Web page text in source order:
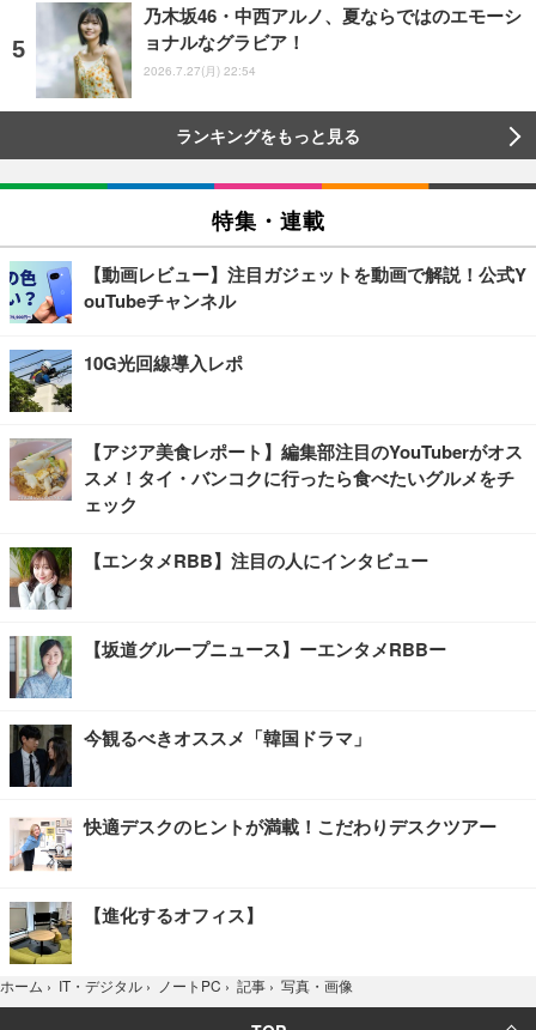
乃木坂46・中西アルノ、夏ならではのエモーシ
ョナルなグラビア！
2026.7.27(月) 22:54
ランキングをもっと見る
特集・連載
【動画レビュー】注目ガジェットを動画で解説！公式Y
ouTubeチャンネル
10G光回線導入レポ
【アジア美食レポート】編集部注目のYouTuberがオス
スメ！タイ・バンコクに行ったら食べたいグルメをチ
ェック
【エンタメRBB】注目の人にインタビュー
【坂道グループニュース】ーエンタメRBBー
今観るべきオススメ「韓国ドラマ」
快適デスクのヒントが満載！こだわりデスクツアー
【進化するオフィス】
ホーム › IT・デジタル › ノートPC › 記事 › 写真・画像